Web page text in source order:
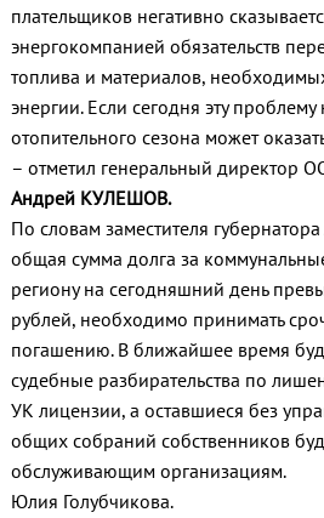
плательщиков негативно
энергокомпанией обязательств
топлива и материалов,
энергии. Если сегодня эту
отопительного сезона может
– отметил генеральный директор
Андрей КУЛЕШОВ.
По словам заместителя
общая сумма долга за
региону на сегодняшний день
рублей, необходимо принимать
погашению. В ближайшее время
судебные разбирательства по
УК лицензии, а оставшиеся без
общих собраний собственников
обслуживающим организациям.
Юлия Голубчикова.